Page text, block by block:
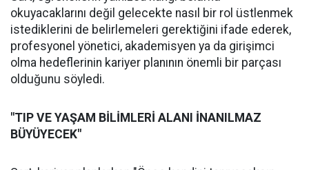
okuyacaklarını değil gelecekte nasıl bir rol üstlenmek
istediklerini de belirlemeleri gerektiğini ifade ederek,
profesyonel yönetici, akademisyen ya da girişimci
olma hedeflerinin kariyer planının önemli bir parçası
olduğunu söyledi.
"TIP VE YAŞAM BİLİMLERİ ALANI İNANILMAZ
BÜYÜYECEK"